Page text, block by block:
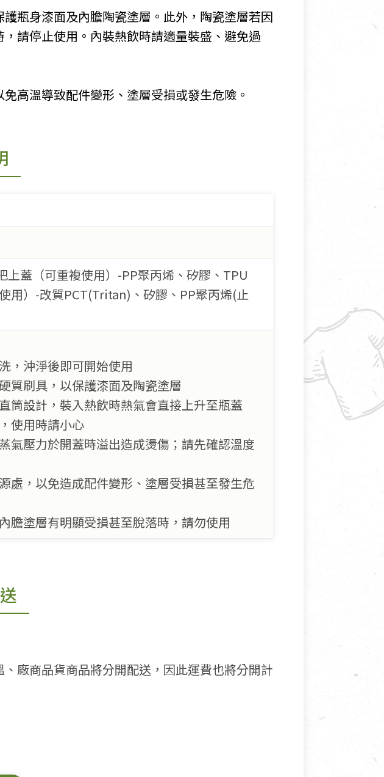
瓶身漆面及內膽陶瓷塗層。此外，陶瓷塗層若因
請停止使用。內裝熱飲時請適量裝盛、避免過
高溫導致配件變形、塗層受損或發生危險。
蓋（可重複使用）-PP聚丙烯、矽膠、TPU
用）-改質PCT(Tritan)、矽膠、PP聚丙烯(止
，沖淨後即可開始使用
質刷具，以保護漆面及陶瓷塗層
筒設計，裝入熱飲時熱氣會直接上升至瓶蓋
使用時請小心
氣壓力於開蓋時溢出造成燙傷；請先確認溫度
處，以免造成配件變形、塗層受損甚至發生危
膽塗層有明顯受損甚至脫落時，請勿使用
廠商品貨商品將分開配送，因此運費也將分開計